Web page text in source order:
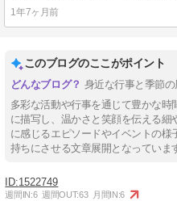
1年7ヶ月前
このブログのここがポイント
身近な行事と季節
多彩な活動や行事を通じて豊かな
に描写し、温かさと笑顔を伝える
に感じるエピソードやイベントの
持ちにさせる文章展開となっていま
1522749
週間IN:6 週間OUT:63 月間IN:6